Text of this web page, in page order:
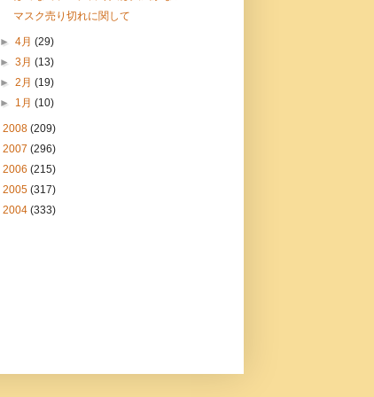
マスク売り切れに関して
►4月(29)
►3月(13)
►2月(19)
► 1月(10)
2008 (209)
2007 (296)
2006 (215)
2005 (317)
2004 (333)